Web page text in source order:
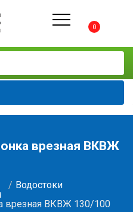
0
врезная ВКВЖ
Водостоки
врезная ВКВЖ 130/100